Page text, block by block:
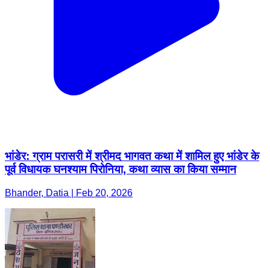
भांडेर: ग्राम परासरी में श्रीमद भागवत कथा में शामिल हुए भांडेर के
पूर्व विधायक घनश्याम पिरोनिया, कथा व्यास का किया सम्मान
Bhander, Datia | Feb 20, 2026